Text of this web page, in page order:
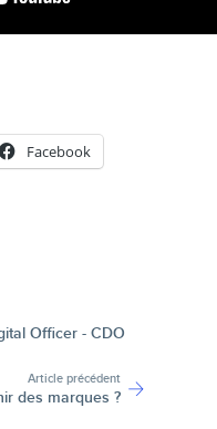
Facebook
Officer - CDO
Article précédent
des marques ?